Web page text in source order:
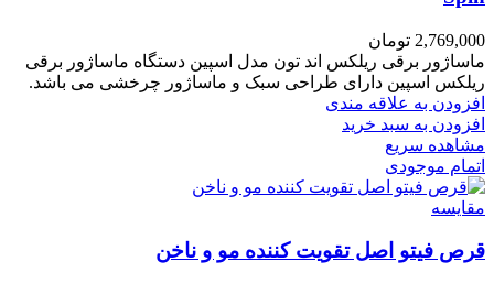
2,769,000 تومان
ماساژور برقی ریلکس اند تون مدل اسپین دستگاه ماساژور برقی
ریلکس اسپین دارای طراحی سبک و ماساژور چرخشی می باشد.
افزودن به علاقه مندی
افزودن به سبد خرید
مشاهده سریع
اتمام موجودی
مقایسه
قرص فیتو اصل تقویت کننده مو و ناخن